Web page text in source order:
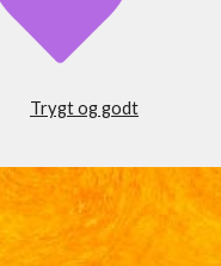
Trygt og godt